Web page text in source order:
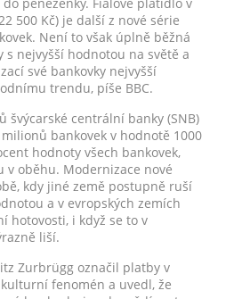
500 Kč) je další z nové série
Není to však úplně běžná
s nejvyšší hodnotou na světě a
své bankovky nejvyšší
trendu, píše BBC.
švýcarské centrální banky (SNB)
bankovek v hodnotě 1000
hodnoty všech bankovek,
v oběhu. Modernizace nové
kdy jiné země postupně ruší
a v evropských zemích
hotovosti, i když se to v
liší.
Zurbrügg označil platby v
fenomén a uvedl, že